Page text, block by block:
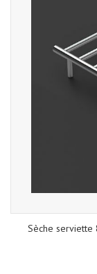
Sèche serviette